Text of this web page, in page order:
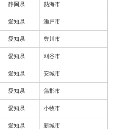
静岡県 熱海市
愛知県 瀬戸市
愛知県 豊川市
愛知県 刈谷市
愛知県 安城市
愛知県 蒲郡市
愛知県 小牧市
愛知県 新城市